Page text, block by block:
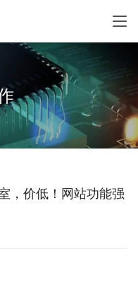
，价低！网站功能强